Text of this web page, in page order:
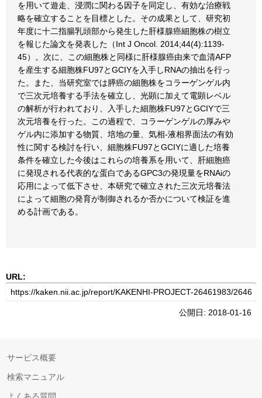
を用いて遊走、浸潤に関わる因子を同定し、有効な治療戦
略を確立することを目標とした。その成果として、研究初
年度に十二指腸乳頭部から発生した肝様腺癌細胞株の樹立
を報じた論文を発表した（Int J Oncol. 2014;44(4):1139-
45）。次に、この細胞株と同様に肝様腺癌由来で血清AFP
を産生する細胞株FU97とGCIYを入手しRNAの抽出を行っ
た。また、当研究室では膵癌の細胞株をコラーゲンゲル内
で三次元培養する手法を確立し、光顕に加えて電顕レベル
の解析が行われており、入手した細胞株FU97とGCIYで三
次元培養を行った。この過程で、コラーゲンゲルの厚みや
ゲル内に添加する物質、培地の量、気相‐液相界面法の有効
性に関する検討を行い、細胞株FU97とGCIYに適した培養
条件を確立した今後はこれらの培養系を用いて、肝細胞癌
に発現される代表的な蛋白であるGPC3の発現量をRNAiの
応用によって低下させ、本研究で確立された三次元培養法
によって細胞の発育が制御されるか否かについて検証を進
める計画である。
URL:
公開日: 2018-01-16
サービス概要
検索マニュアル